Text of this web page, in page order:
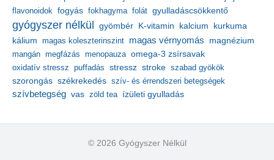
flavonoidok fogyás fokhagyma folát gyulladáscsökkentő
gyógyszer nélkül gyömbér K-vitamin kalcium kurkuma
kálium magas koleszterinszint magas vérnyomás magnézium
mangán megfázás menopauza omega-3 zsírsavak
oxidatív stressz puffadás stressz stroke szabad gyökök
szorongás székrekedés szív- és érrendszeri betegségek
szívbetegség vas zöld tea ízületi gyulladás
© 2026 Gyógyszer Nélkül